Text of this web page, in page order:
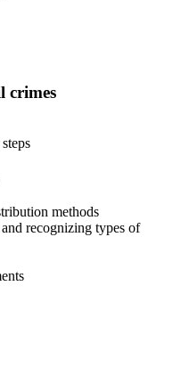
crimes
methods
recognizing types of